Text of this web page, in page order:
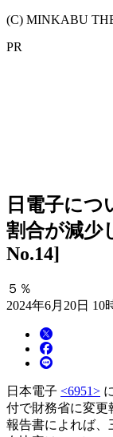
(C) MINKABU
PR
日電子につ
割合が減少
No.14]
５％
2024年6月20日 10
日本電子 <6951>
付で財務省に変更
報告書によれば、